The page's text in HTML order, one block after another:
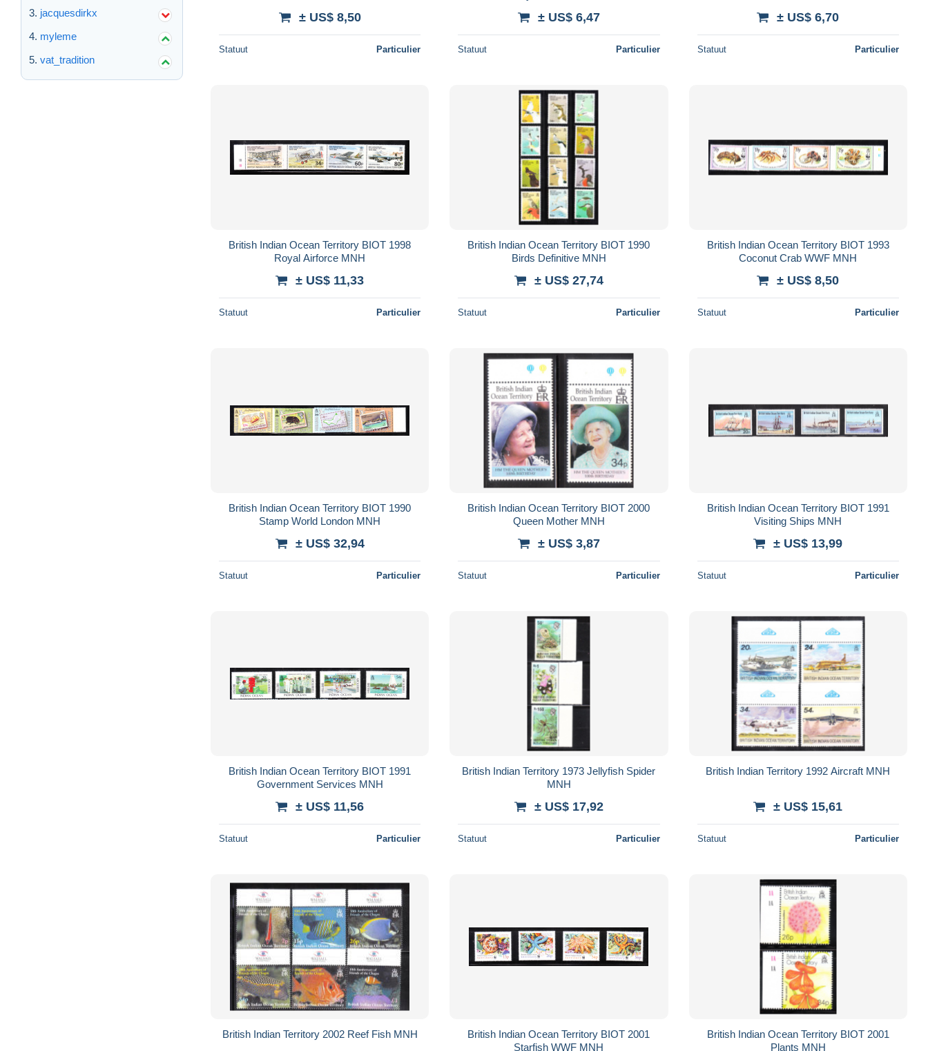
jacquesdirkx
myleme
vat_tradition
± US$ 8,50
Statuut Particulier
± US$ 6,47
Statuut Particulier
± US$ 6,70
Statuut Particulier
British Indian Ocean Territory BIOT 1998
Royal Airforce MNH
± US$ 11,33
Statuut Particulier
British Indian Ocean Territory BIOT 1990
Birds Definitive MNH
± US$ 27,74
Statuut Particulier
British Indian Ocean Territory BIOT 1993
Coconut Crab WWF MNH
± US$ 8,50
Statuut Particulier
British Indian Ocean Territory BIOT 1990
Stamp World London MNH
± US$ 32,94
Statuut Particulier
British Indian Ocean Territory BIOT 2000
Queen Mother MNH
± US$ 3,87
Statuut Particulier
British Indian Ocean Territory BIOT 1991
Visiting Ships MNH
± US$ 13,99
Statuut Particulier
British Indian Ocean Territory BIOT 1991
Government Services MNH
± US$ 11,56
Statuut Particulier
British Indian Territory 1973 Jellyfish Spider
MNH
± US$ 17,92
Statuut Particulier
British Indian Territory 1992 Aircraft MNH
± US$ 15,61
Statuut Particulier
British Indian Territory 2002 Reef Fish MNH
British Indian Ocean Territory BIOT 2001
Starfish WWF MNH
British Indian Ocean Territory BIOT 2001
Plants MNH